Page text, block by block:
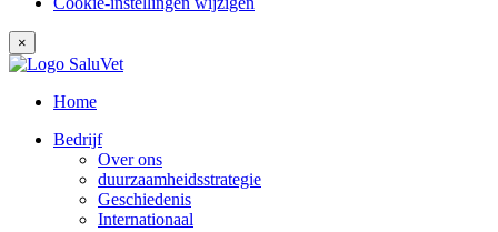
×
Home
Bedrijf
Over ons
duurzaamheidsstrategie
Geschiedenis
Internationaal